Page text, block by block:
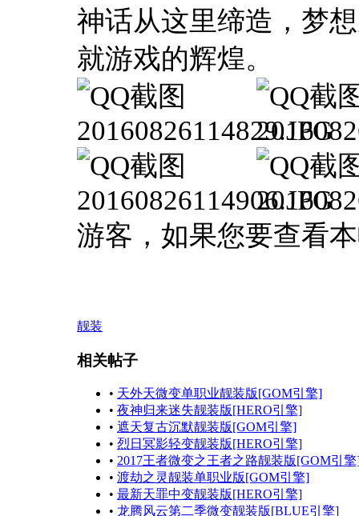
神话从这里缔造，梦
就游戏的辉煌。
游客，如果您要查看
靓装
相关帖子
• 天外天微变单职业靓装版[GOM引擎]
• 夜神归来迷失靓装版[HERO引擎]
• 遮天复古沉默靓装版[GOM引擎]
• 烈日冥影轻变靓装版[HERO引擎]
• 2017王者微变之王者之路靓装版[GOM引
• 渡劫之灵靓装单职业版[GOM引擎]
• 最新天罪中变靓装版[HERO引擎]
• 龙腾风云第二季微变靓装版[BLUE引擎]